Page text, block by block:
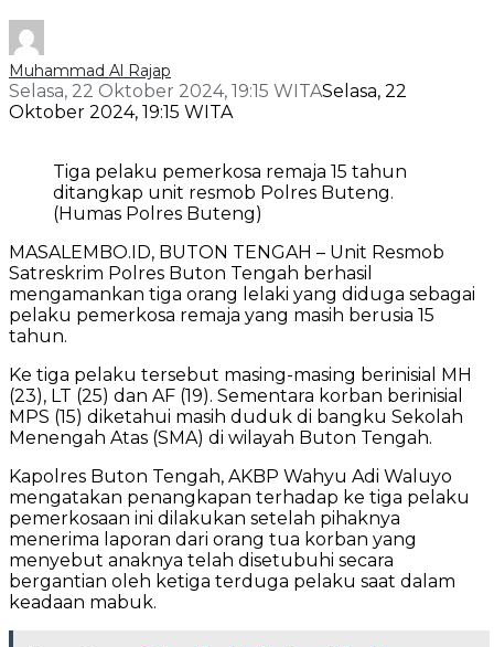
Muhammad Al Rajap
Selasa, 22 Oktober 2024, 19:15 WITASelasa, 22
Oktober 2024, 19:15 WITA
Tiga pelaku pemerkosa remaja 15 tahun
ditangkap unit resmob Polres Buteng.
(Humas Polres Buteng)
MASALEMBO.ID, BUTON TENGAH – Unit Resmob
Satreskrim Polres Buton Tengah berhasil
mengamankan tiga orang lelaki yang diduga sebagai
pelaku pemerkosa remaja yang masih berusia 15
tahun.
Ke tiga pelaku tersebut masing-masing berinisial MH
(23), LT (25) dan AF (19). Sementara korban berinisial
MPS (15) diketahui masih duduk di bangku Sekolah
Menengah Atas (SMA) di wilayah Buton Tengah.
Kapolres Buton Tengah, AKBP Wahyu Adi Waluyo
mengatakan penangkapan terhadap ke tiga pelaku
pemerkosaan ini dilakukan setelah pihaknya
menerima laporan dari orang tua korban yang
menyebut anaknya telah disetubuhi secara
bergantian oleh ketiga terduga pelaku saat dalam
keadaan mabuk.